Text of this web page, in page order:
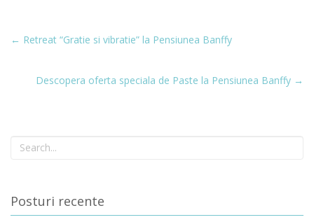
← Retreat “Gratie si vibratie” la Pensiunea Banffy
Descopera oferta speciala de Paste la Pensiunea Banffy →
Posturi recente